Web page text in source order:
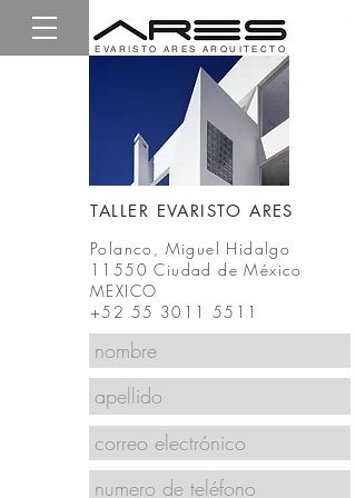
EVARISTO ARES ARQUITECTO
TALLER EVARISTO ARES
Polanco, Miguel Hidalgo
11550 Ciudad de México
MEXICO
+52 55 3011 5511